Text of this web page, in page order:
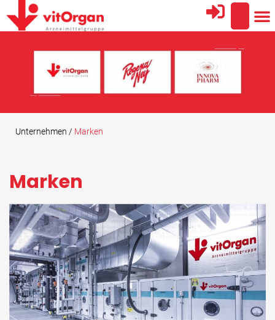
Unternehmen / Marken
Marken